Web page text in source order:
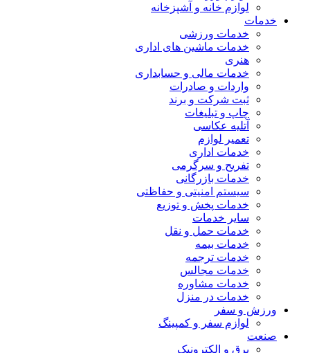
لوازم خانه و آشپزخانه
خدمات
خدمات ورزشی
خدمات ماشین های اداری
هنری
خدمات مالی و حسابداری
واردات و صادرات
ثبت شرکت و برند
چاپ و تبلیغات
آتلیه عکاسی
تعمیر لوازم
خدمات اداری
تفریح و سرگرمی
خدمات بازرگانی
سیستم امنیتی و حفاظتی
خدمات پخش و توزیع
سایر خدمات
خدمات حمل و نقل
خدمات بیمه
خدمات ترجمه
خدمات مجالس
خدمات مشاوره
خدمات در منزل
ورزش و سفر
لوازم سفر و کمپینگ
صنعت
برق و الکترونیک